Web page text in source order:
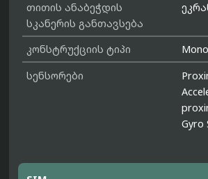
თითის ანაბეჭდის
სკანერის განთავსება
კონსტრუქციის ტიპი
სენსორები
Gyro